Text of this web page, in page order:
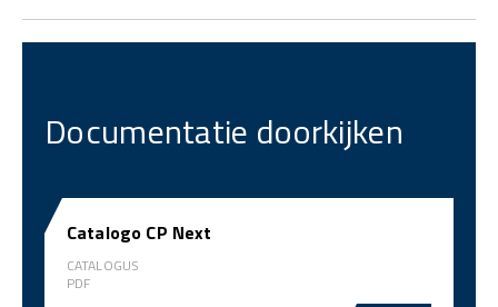
Documentatie doorkijken
Catalogo CP Next
CATALOGUS
PDF